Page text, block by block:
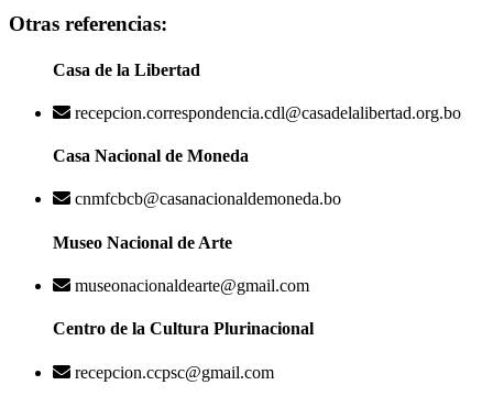
Otras referencias:
Casa de la Libertad
recepcion.correspondencia.cdl@casadelalibertad.org.bo
Casa Nacional de Moneda
cnmfcbcb@casanacionaldemoneda.bo
Museo Nacional de Arte
museonacionaldearte@gmail.com
Centro de la Cultura Plurinacional
recepcion.ccpsc@gmail.com